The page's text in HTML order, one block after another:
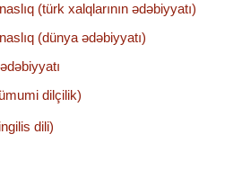
(türk xalqlarının ədəbiyyatı)
(dünya ədəbiyyatı)
dilçilik)
dili)